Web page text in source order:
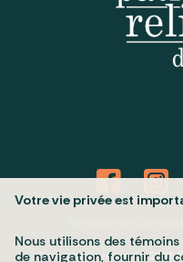
Tous droits réservés 2026
Votre vie privée est
Nous utilisons des
de navigation, fournir du